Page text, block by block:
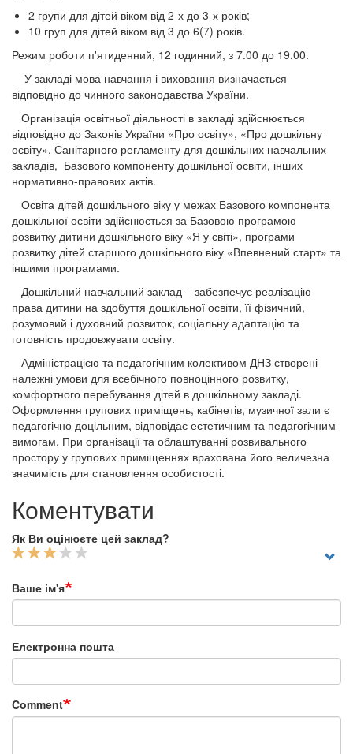
2 групи для дітей віком від 2-х до 3-х років;
10 груп для дітей віком від 3 до 6(7) років.
Режим роботи п'ятиденний, 12 годинний, з 7.00 до 19.00.
У закладі мова навчання і виховання визначається
відповідно до чинного законодавства України.
Організація освітньої діяльності в закладі здійснюється
відповідно до Законів України «Про освіту», «Про дошкільну
освіту», Санітарного регламенту для дошкільних навчальних
закладів, Базового компоненту дошкільної освіти, інших
нормативно-правових актів.
Освіта дітей дошкільного віку у межах Базового компонента
дошкільної освіти здійснюється за Базовою програмою
розвитку дитини дошкільного віку «Я у світі», програми
розвитку дітей старшого дошкільного віку «Впевнений старт» та
іншими програмами.
Дошкільний навчальний заклад – забезпечує реалізацію
права дитини на здобуття дошкільної освіти, її фізичний,
розумовий і духовний розвиток, соціальну адаптацію та
готовність продовжувати освіту.
Адміністрацією та педагогічним колективом ДНЗ створені
належні умови для всебічного повноцінного розвитку,
комфортного перебування дітей в дошкільному закладі.
Оформлення групових приміщень, кабінетів, музичної зали є
педагогічно доцільним, відповідає естетичним та педагогічним
вимогам. При організації та облаштуванні розвивального
простору у групових приміщеннях врахована його величезна
значимість для становлення особистості.
Коментувати
Як Ви оцінюєте цей заклад?
Ваше ім'я
Електронна пошта
Comment